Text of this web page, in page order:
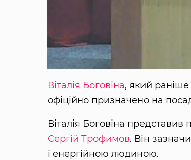
Віталія Боговіна, який раніше
офіційно призначено на
Віталія Боговіна
Сергій Трофимов. Він
і енергійною людиною.